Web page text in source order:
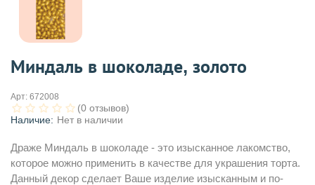
Миндаль в шоколаде, золото
Арт: 672008
(0 отзывов)
Наличие: Нет в наличии
Драже Миндаль в шоколаде - это изысканное лакомство,
которое можно применить в качестве для украшения торта.
Данный декор сделает Ваше изделие изысканным и по-